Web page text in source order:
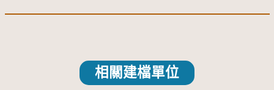
相關建檔單位